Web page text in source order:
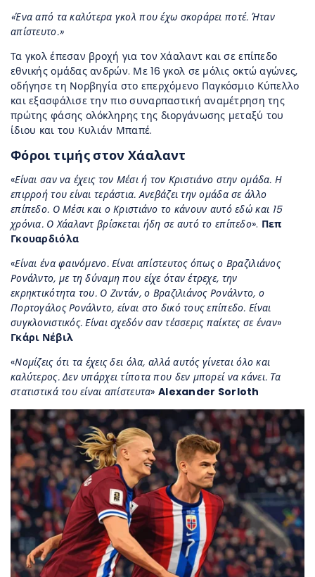
«Ένα από τα καλύτερα γκολ που έχω σκοράρει ποτέ. Ήταν
απίστευτο.»
Τα γκολ έπεσαν βροχή για τον Χάαλαντ και σε επίπεδο
εθνικής ομάδας ανδρών. Με 16 γκολ σε μόλις οκτώ αγώνες,
οδήγησε τη Νορβηγία στο επερχόμενο Παγκόσμιο Κύπελλο
και εξασφάλισε την πιο συναρπαστική αναμέτρηση της
πρώτης φάσης ολόκληρης της διοργάνωσης μεταξύ του
ίδιου και του Κυλιάν Μπαπέ.
Φόροι τιμής στον Χάαλαντ
«Είναι σαν να έχεις τον Μέσι ή τον Κριστιάνο στην ομάδα. Η
επιρροή του είναι τεράστια. Ανεβάζει την ομάδα σε άλλο
επίπεδο. Ο Μέσι και ο Κριστιάνο το κάνουν αυτό εδώ και 15
χρόνια. Ο Χάαλαντ βρίσκεται ήδη σε αυτό το επίπεδο». Πεπ
Γκουαρδιόλα
«Είναι ένα φαινόμενο. Είναι απίστευτος όπως ο Βραζιλιάνος
Ρονάλντο, με τη δύναμη που είχε όταν έτρεχε, την
εκρηκτικότητα του. Ο Ζιντάν, ο Βραζιλιάνος Ρονάλντο, ο
Πορτογάλος Ρονάλντο, είναι στο δικό τους επίπεδο. Είναι
συγκλονιστικός. Είναι σχεδόν σαν τέσσερις παίκτες σε έναν»
Γκάρι Νέβιλ
«Νομίζεις ότι τα έχεις δει όλα, αλλά αυτός γίνεται όλο και
καλύτερος. Δεν υπάρχει τίποτα που δεν μπορεί να κάνει. Τα
στατιστικά του είναι απίστευτα» Alexander Sorloth